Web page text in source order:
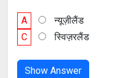
A न्यूज़ीलैंड
C
स्विज़रलैंड
Show Answer